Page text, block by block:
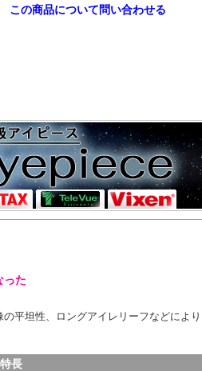
この商品について問い合わせる
った
平坦性、ロングアイレリーフなどによ
長